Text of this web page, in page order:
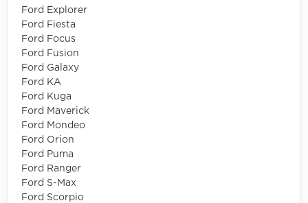
Ford Explorer
Ford Fiesta
Ford Focus
Ford Fusion
Ford Galaxy
Ford KA
Ford Kuga
Ford Maverick
Ford Mondeo
Ford Orion
Ford Puma
Ford Ranger
Ford S-Max
Ford Scorpio